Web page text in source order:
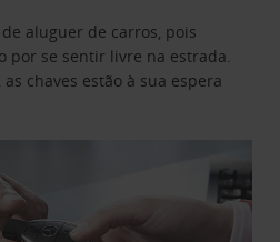
aluguer de carros, pois
por se sentir livre na estrada.
chaves estão à sua espera